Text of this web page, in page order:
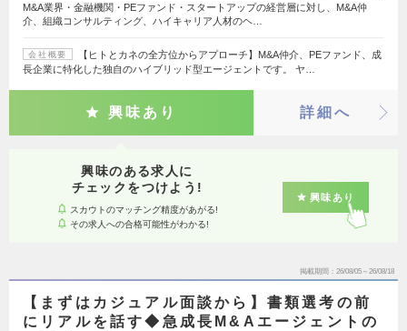
M&A業界・金融機関・PEファンド・スタートアップの経営層に対し、M&A仲
介、組織コンサルティング、ハイキャリア人材のヘ…
会社概要
【ヒトとカネの全方位からアプローチ】M&A仲介、PEファンド、成
長企業に特化した独自のハイブリッド型エージェントです。 ヤ…
興味あり 詳細へ
興味のある求人に
チェックをつけよう!
スカウトのマッチング精度があがる!
その求人への合格可能性がわかる!
興味あり
掲載期間 26/08/05～26/08/18
【まずはカジュアル面談から】書類選考の前
にリアルを話す◆急成長M&Aエージェントの